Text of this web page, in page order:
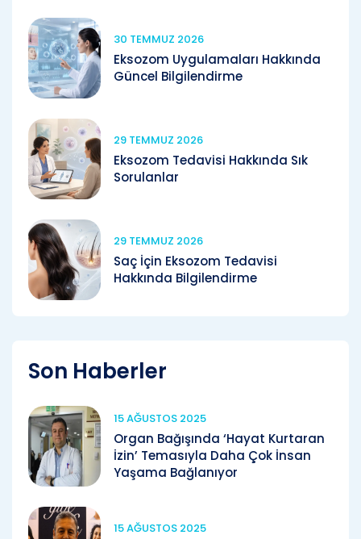
30 TEMMUZ 2026
Eksozom Uygulamaları Hakkında
Güncel Bilgilendirme
29 TEMMUZ 2026
Eksozom Tedavisi Hakkında Sık
Sorulanlar
29 TEMMUZ 2026
Saç İçin Eksozom Tedavisi
Hakkında Bilgilendirme
Son Haberler
15 AĞUSTOS 2025
Organ Bağışında ‘Hayat Kurtaran
İzin’ Temasıyla Daha Çok İnsan
Yaşama Bağlanıyor
15 AĞUSTOS 2025